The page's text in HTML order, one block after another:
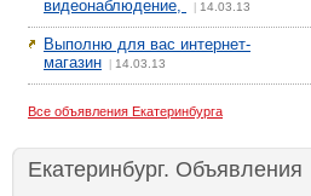
видеонаблюдение,
14.03.13
Выполню для вас интернет-
магазин
14.03.13
Все объявления Екатеринбурга
Екатеринбург. Объявления